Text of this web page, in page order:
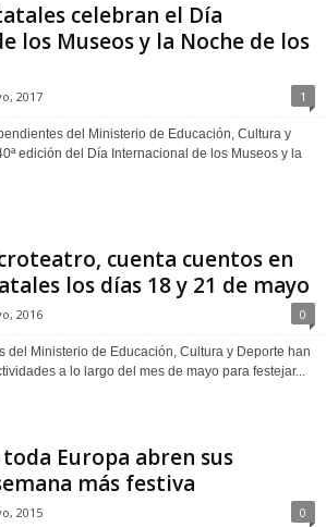
celebran el Día
los Museos y la Noche de los
2017 1
del Ministerio de Educación, Cultura y
edición del Día Internacional de los Museos y la
cuenta cuentos en
los días 18 y 21 de mayo
2016 0
del Ministerio de Educación, Cultura y Deporte han
a lo largo del mes de mayo para festejar...
Europa abren sus
más festiva
2015 0